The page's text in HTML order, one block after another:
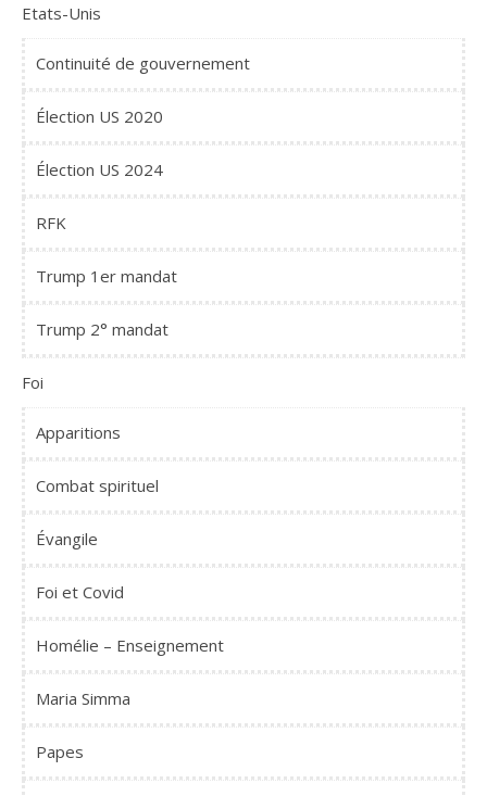
Etats-Unis
Continuité de gouvernement
Élection US 2020
Élection US 2024
RFK
Trump 1er mandat
Trump 2° mandat
Foi
Apparitions
Combat spirituel
Évangile
Foi et Covid
Homélie – Enseignement
Maria Simma
Papes